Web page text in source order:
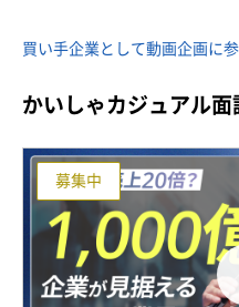
買い手企業として動画企画に
かいしゃカジュアル面
募集中